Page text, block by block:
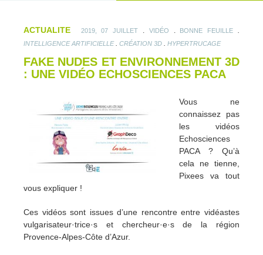
ACTUALITE 2019, 07 JUILLET VIDÉO BONNE FEUILLE
INTELLIGENCE ARTIFICIELLE. CRÉATION 3D HYPERTRUCAGE
FAKE NUDES ET ENVIRONNEMENT 3D
: UNE VIDÉO ECHOSCIENCES PACA
Vous ne
connaissez pas
les vidéos
Echosciences
PACA ? Qu’à
cela ne tienne,
Pixees va tout
vous expliquer !
Ces vidéos sont issues d’une rencontre entre vidéastes
vulgarisateur·trice·s et chercheur·e·s de la région
Provence-Alpes-Côte d’Azur.